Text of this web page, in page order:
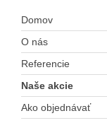
Domov
O nás
Referencie
Naše akcie
Ako objednávať